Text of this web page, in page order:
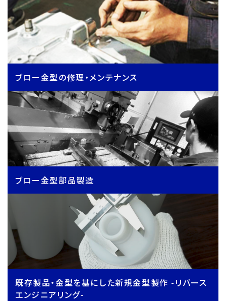
ブロー金型の修理・メンテナンス
ブロー金型部品製造
既存製品・金型を基にした新規金型製作 -リバース
エンジニアリング-